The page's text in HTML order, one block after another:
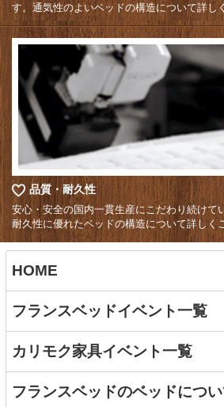
す。通気性のよいベッドの構造について詳し
品質・耐久性
安心・安全の国内一貫生産にこだわり続けて
耐久性に優れたベッドの構造について詳しく
HOME
フランスベッドイベント一覧
カリモク家具イベント一覧
フランスベッドのベッドにつ